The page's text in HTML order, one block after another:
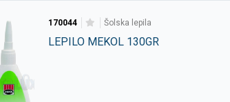
170044 šolska lepila
LEPILO MEKOL 130GR